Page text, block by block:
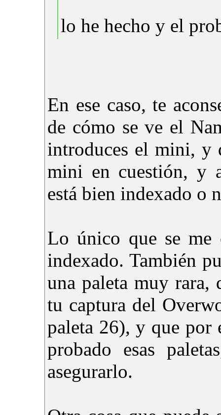
lo he hecho y el
En ese caso, te
de cómo se ve el
introduces el mini, y
mini en cuestión, y
está bien indexado o
Lo único que se me
indexado. También
una paleta muy
tu captura del
paleta 26), y que por
probado esas
asegurarlo.